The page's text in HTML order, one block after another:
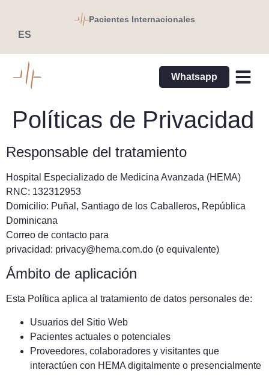
ES
EN
Pacientes Internacionales
Whatsapp
Políticas de Privacidad
Responsable del tratamiento
Hospital Especializado de Medicina Avanzada (HEMA)
RNC: 132312953
Domicilio: Puñal, Santiago de los Caballeros, República
Dominicana
Correo de contacto para
privacidad: privacy@hema.com.do (o equivalente)
Ámbito de aplicación
Esta Política aplica al tratamiento de datos personales de:
Usuarios del Sitio Web
Pacientes actuales o potenciales
Proveedores, colaboradores y visitantes que
interactúen con HEMA digitalmente o presencialmente